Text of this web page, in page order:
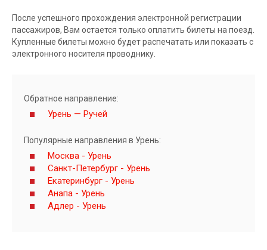
После успешного прохождения электронной регистрации
пассажиров, Вам остается только оплатить билеты на поезд.
Купленные билеты можно будет распечатать или показать с
электронного носителя проводнику.
Обратное направление:
Урень — Ручей
Популярные направления в Урень:
Москва - Урень
Санкт-Петербург - Урень
Екатеринбург - Урень
Анапа - Урень
Адлер - Урень